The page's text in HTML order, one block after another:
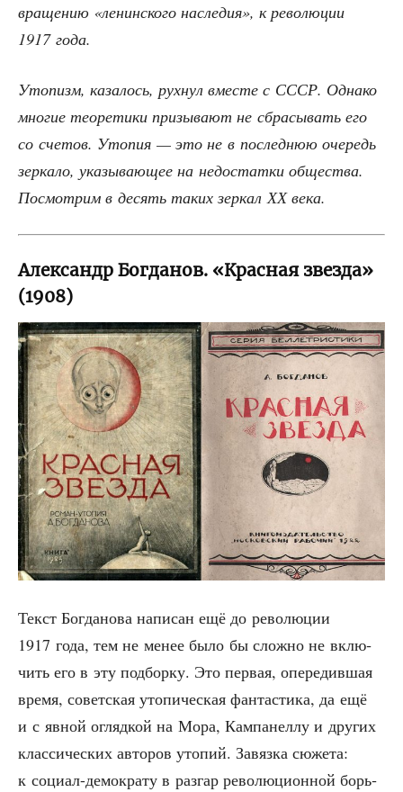
вра­ще­нию «ленин­ско­го насле­дия», к рево­лю­ции
1917 года.
Уто­пизм, каза­лось, рух­нул вме­сте с СССР. Одна­ко
мно­гие тео­ре­ти­ки при­зы­ва­ют не сбра­сы­вать его
со сче­тов. Уто­пия — это не в послед­нюю оче­редь
зер­ка­ло, ука­зы­ва­ю­щее на недо­стат­ки обще­ства.
Посмот­рим в десять таких зер­кал ХХ века.
Александр Богданов. «Красная звезда»
(1908)
Текст Бог­да­но­ва напи­сан ещё до рево­лю­ции
1917 года, тем не менее было бы слож­но не вклю­
чить его в эту под­бор­ку. Это пер­вая, опе­ре­див­шая
вре­мя, совет­ская уто­пи­че­ская фан­та­сти­ка, да ещё
и с явной огляд­кой на Мора, Кам­па­нел­лу и дру­гих
клас­си­че­ских авто­ров уто­пий. Завяз­ка сюже­та:
к соци­ал-демо­кра­ту в раз­гар рево­лю­ци­он­ной борь­